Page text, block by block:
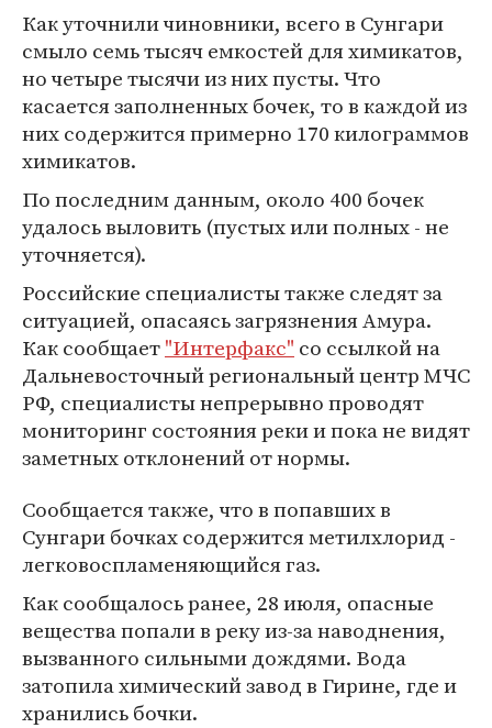
Как уточнили чиновники, всего в Сунгари
смыло семь тысяч емкостей для химикатов,
но четыре тысячи из них пусты. Что
касается заполненных бочек, то в каждой из
них содержится примерно 170 килограммов
химикатов.
По последним данным, около 400 бочек
удалось выловить (пустых или полных - не
уточняется).
Российские специалисты также следят за
ситуацией, опасаясь загрязнения Амура.
Как сообщает"Интерфакс" со ссылкой на
Дальневосточный региональный центр МЧС
РФ, специалисты непрерывно проводят
мониторинг состояния реки и пока не видят
заметных отклонений от нормы.
Сообщается также, что в попавших в
Сунгари бочках содержится метилхлорид -
легковоспламеняющийся газ.
Как сообщалось ранее, 28 июля, опасные
вещества попали в реку из-за наводнения,
вызванного сильными дождями. Вода
затопила химический завод в Гирине, где и
хранились бочки.